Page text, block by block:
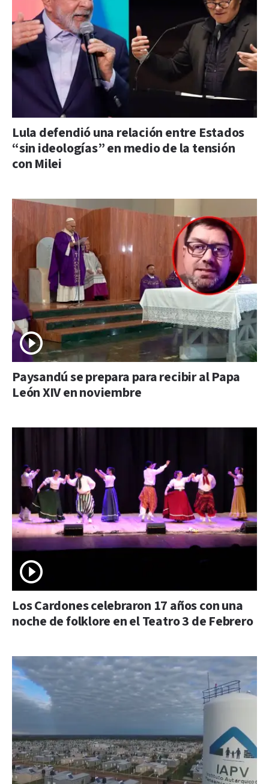
Lula defendió una relación entre Estados
“sin ideologías” en medio de la tensión
con Milei
Paysandú se prepara para recibir al Papa
León XIV en noviembre
Los Cardones celebraron 17 años con una
noche de folklore en el Teatro 3 de Febrero